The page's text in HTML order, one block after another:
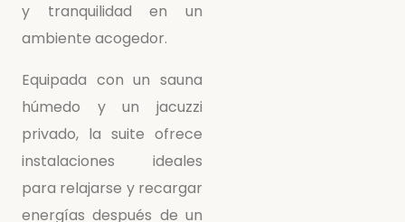
y tranquilidad en un
ambiente acogedor.
Equipada con un sauna
húmedo y un jacuzzi
privado, la suite ofrece
instalaciones ideales
para relajarse y recargar
energías después de un